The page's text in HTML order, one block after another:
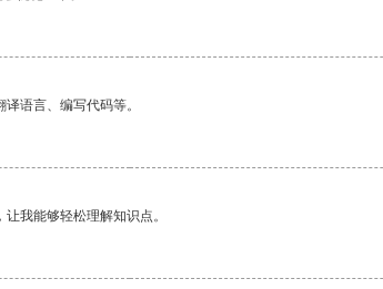
语言、编写代码等。
我能够轻松理解知识点。